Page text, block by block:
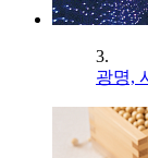
3.
광명,